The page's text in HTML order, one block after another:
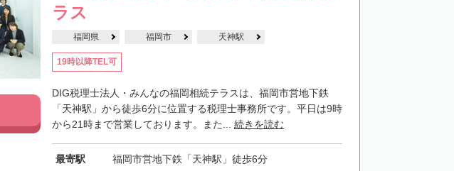
ラス
福岡県 福岡市 天神駅
19時以降TEL可
DIG税理士法人・みんなの福岡相続テラスは、福岡市営地下鉄
「天神駅」から徒歩6分に位置する税理士事務所です。平日は9時
から21時まで営業しております。また... 続きを読む
最寄駅 福岡市営地下鉄「天神駅」徒歩6分